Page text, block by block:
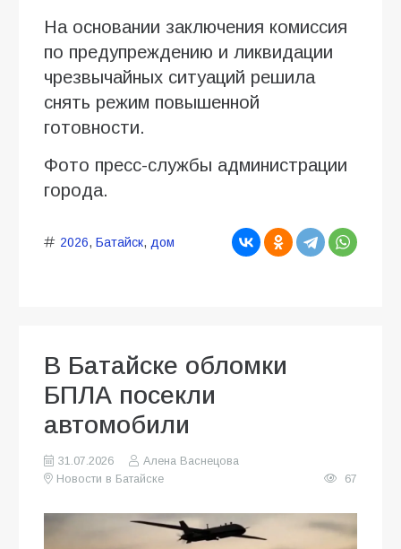
На основании заключения комиссия
по предупреждению и ликвидации
чрезвычайных ситуаций решила
снять режим повышенной
готовности.
Фото пресс-службы администрации
города.
2026, Батайск, дом
В Батайске обломки
БПЛА посекли
автомобили
31.07.2026
Алена Васнецова
Новости в Батайске
67